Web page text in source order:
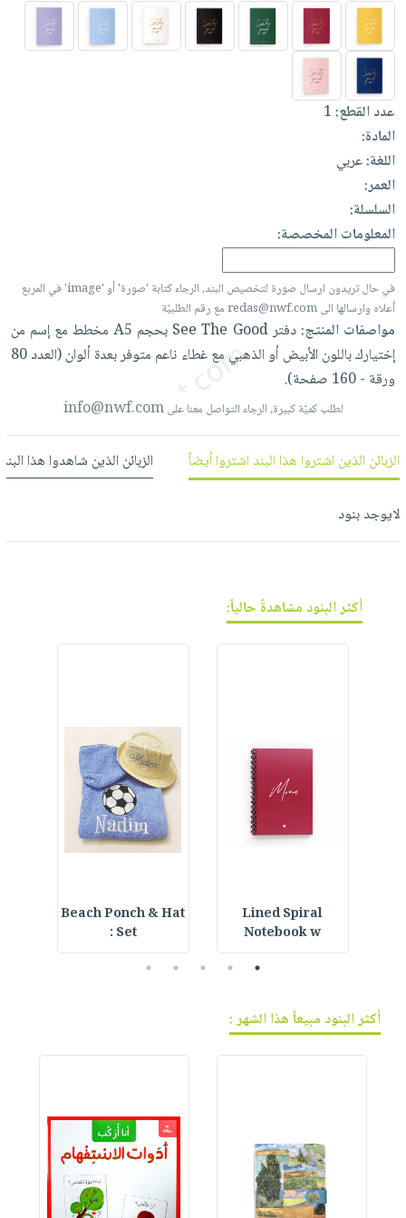
العناية
بالأسنان
الحمية
والتغذية
المائدة
والتخزين
أدوات
المطبخ
الأكثر
مبيعاً
العودة
للمدارس
اكسسوارات
كتب
اكسسوارات
منزلية
اكسسوارات
ملابس
مطرزات
حقائب
حلي
عناية
بالذات
صابون
أطفال
مناسبات
شحن
مجاني
مختارة
اشتراكات
كل
الاشتراكات
القراءة
iKitab
بلا
حدود
بحث
متقدم
نيل
وفرات
عن
الشركة
سياسة
الشركة
فيديوهات
أسئلة
يتكرر
طرحها
خدمات
نيل
كتابك
تواصل
حسابك
لائحة
الأمنيات
التسوق
نشرة
الإصدارات
عدد القطع:1
المادة:
اللغة:عربي
العمر:
السلسلة:
المعلومات المخصصة:
في حال تريدون ارسال صورة لتخصيص البند، الرجاء كتابة 'صورة' أو 'image' في المربع
أعلاه وارسالها الى redas@nwf.com مع رقم الطلبيّة
مواصفات المنتج:دفتر SeeThe Good بحجم A5 مخطط معإسم من
إختياركباللون الأبيضأو الذهبي معغطاء ناعم متوفربعدةألوان(العدد80
ورقة -
160 صفحة).
لطلب كميّة كبيرة، الرجاء التواصل معنا علىinfo@nwf.com
الزبائن الذين اشتروا هذا البند اشتروا أيضاً الزبائن الذين شاهدوا هذا
لايوجد بنود
أكثر البنود مشاهدةً حالياً:
Lined Spiral
Notebook w
Beach Ponch & Hat
Set :
1
2
3
4
5
أكثر البنود مبيعاً هذا الشهر :